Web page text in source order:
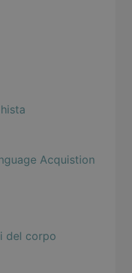
Acquistion
del corpo